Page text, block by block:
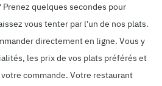
quelques secondes pour
vous tenter par l'un de nos plats.
directement en ligne. Vous y
les prix de vos plats préférés et
commande. Votre restaurant